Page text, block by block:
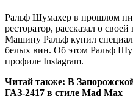
Рaльф Шумахер в прошлом
ресторатор, рассказал о
Машину Ральф купил
белых вин. Об этом Ральф
профиле Instagram.
Читай также: В
ГАЗ-2417 в стиле Mad Max